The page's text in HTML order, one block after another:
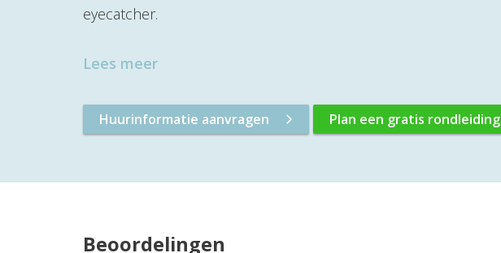
eyecatcher.
Lees meer
Huurinformatie aanvragen Plan een gratis rondleiding
Beoordelingen